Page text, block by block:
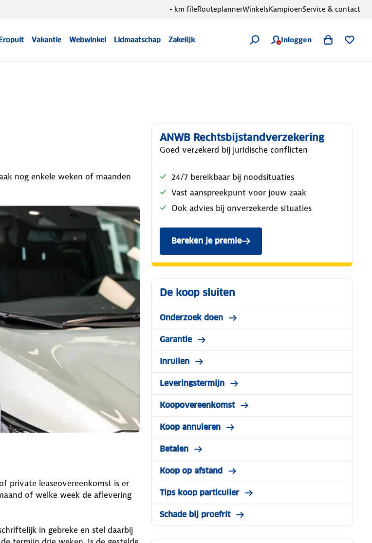
Vakantie Webwinkel Lidmaatschap Zakelijk Inloggen
- km fileRouteplannerWinkelsKampioenService & contact
nog enkele weken of maanden
private leaseovereenkomst is er
of welke week de aflevering
in gebreke en stel daarbij
ANWB Rechtsbijstandverzekering
Goed verzekerd bij juridische conflicten
24/7 bereikbaar bij noodsituaties
Vast aanspreekpunt voor jouw zaak
Ook advies bij onverzekerde situaties
Bereken je premie
De koop sluiten
Onderzoek doen
Garantie
Inruilen
Leveringstermijn
Koopovereenkomst
Koop annuleren
Betalen
Koop op afstand
Tips koop particulier
Schade bij proefrit